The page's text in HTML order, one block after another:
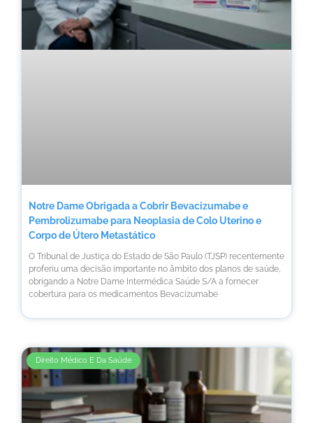
Notre Dame Obrigada a Cobrir Bevacizumabe e
Pembrolizumabe para Neoplasia de Colo Uterino e
Corpo de Útero Metastático
O Tribunal de Justiça do Estado de São Paulo (TJSP) recentemente
proferiu uma decisão importante no âmbito dos planos de saúde,
obrigando a Notre Dame Intermédica Saúde S/A a fornecer
cobertura para os medicamentos Bevacizumabe
Direito Médico E Da Saúde